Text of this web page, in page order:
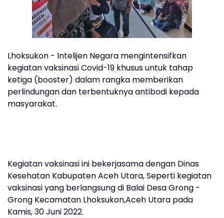
Lhoksukon - Intelijen Negara mengintensifkan
kegiatan vaksinasi Covid-19 khusus untuk tahap
ketiga (booster) dalam rangka memberikan
perlindungan dan terbentuknya antibodi kepada
masyarakat.
Kegiatan vaksinasi ini bekerjasama dengan Dinas
Kesehatan Kabupaten Aceh Utara, Seperti kegiatan
vaksinasi yang berlangsung di Balai Desa Grong -
Grong Kecamatan Lhoksukon,Aceh Utara pada
Kamis, 30 Juni 2022.